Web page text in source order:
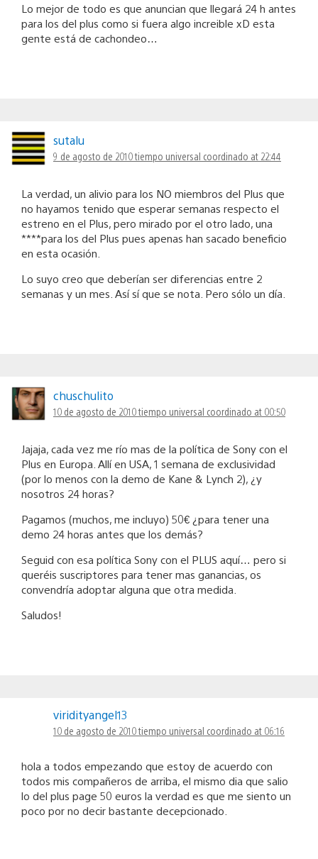
Lo mejor de todo es que anuncian que llegará 24 h antes
para los del plus como si fuera algo increible xD esta
gente está de cachondeo…
sutalu
9 de agosto de 2010 tiempo universal coordinado at 22:44
La verdad, un alivio para los NO miembros del Plus que
no hayamos tenido que esperar semanas respecto el
estreno en el Plus, pero mirado por el otro lado, una
****para los del Plus pues apenas han sacado beneficio
en esta ocasión.
Lo suyo creo que deberían ser diferencias entre 2
semanas y un mes. Así sí que se nota. Pero sólo un día.
chuschulito
10 de agosto de 2010 tiempo universal coordinado at 00:50
Jajaja, cada vez me río mas de la política de Sony con el
Plus en Europa. Allí en USA, 1 semana de exclusividad
(por lo menos con la demo de Kane & Lynch 2), ¿y
nosotros 24 horas?
Pagamos (muchos, me incluyo) 50€ ¿para tener una
demo 24 horas antes que los demás?
Seguid con esa política Sony con el PLUS aquí… pero si
queréis suscriptores para tener mas ganancias, os
convendría adoptar alguna que otra medida.
Saludos!
viridityangel13
10 de agosto de 2010 tiempo universal coordinado at 06:16
hola a todos empezando que estoy de acuerdo con
todos mis compañeros de arriba, el mismo dia que salio
lo del plus page 50 euros la verdad es que me siento un
poco por no decir bastante decepcionado.